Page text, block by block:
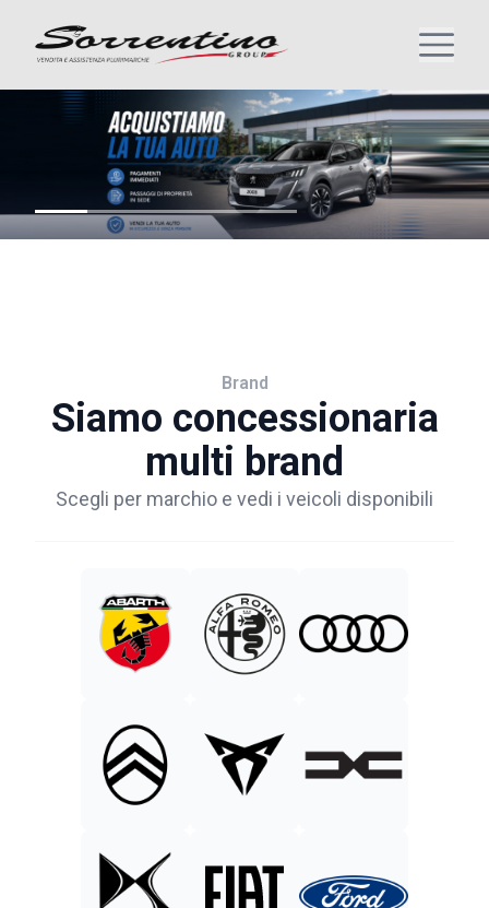
Brand
Siamo concessionaria
multi brand
Scegli per marchio e vedi i veicoli disponibili